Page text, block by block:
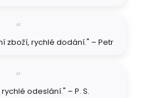
zboží, rychlé dodání." – Petr
rychlé odeslání." – P. S.